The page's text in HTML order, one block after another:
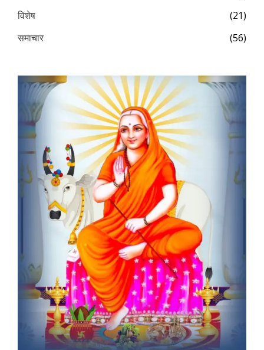
विशेष
(21)
समाचार
(56)